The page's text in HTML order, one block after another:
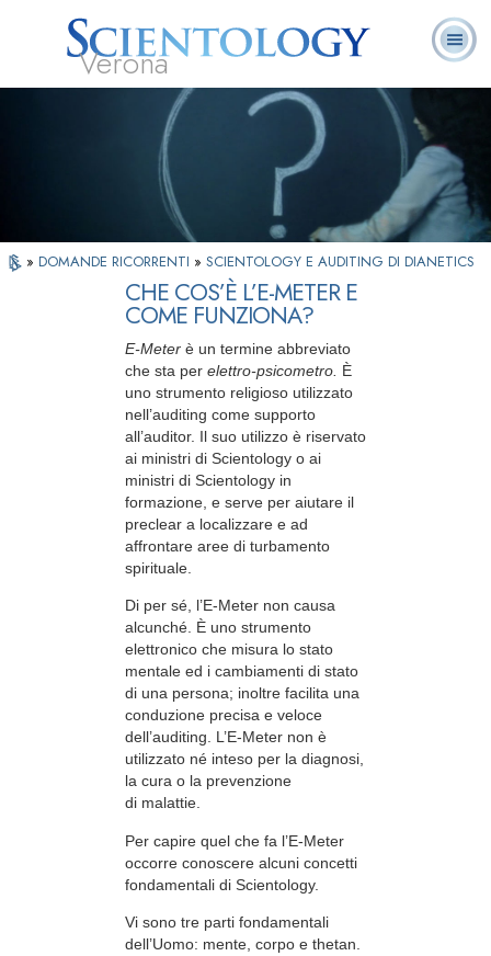
Verona
Che cos’è
Scientology?
Ministri
Volontari
Domande
ricorrenti
» DOMANDE RICORRENTI » SCIENTOLOGY E AUDITING DI DIANETICS
CHE COS’È L’E-METER E
COME FUNZIONA?
E-Meter è un termine abbreviato
che sta per elettro-psicometro. È
uno strumento religioso utilizzato
nell’auditing come supporto
all’auditor. Il suo utilizzo è riservato
ai ministri di Scientology o ai
ministri di Scientology in
formazione, e serve per aiutare il
preclear a localizzare e ad
affrontare aree di turbamento
spirituale.
Di per sé, l’E-Meter non causa
alcunché. È uno strumento
elettronico che misura lo stato
mentale ed i cambiamenti di stato
di una persona; inoltre facilita una
conduzione precisa e veloce
dell’auditing. L’E-Meter non è
utilizzato né inteso per la diagnosi,
la cura o la prevenzione
di malattie.
Per capire quel che fa l’E-Meter
occorre conoscere alcuni concetti
fondamentali di Scientology.
Vi sono tre parti fondamentali
dell’Uomo: mente, corpo e thetan.